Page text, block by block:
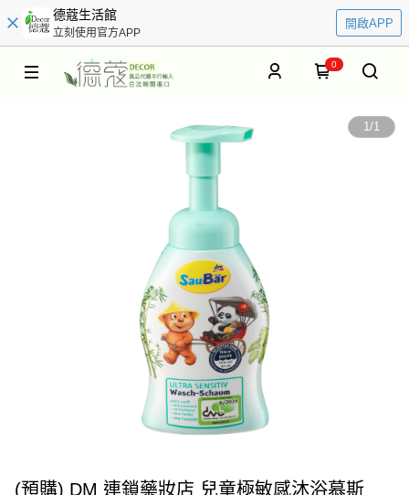
德蔻生活館
立刻使用官方APP
開啟APP
0
1/1
(預購) DM 連鎖藥妝店 兒童極敏感沐浴慕斯